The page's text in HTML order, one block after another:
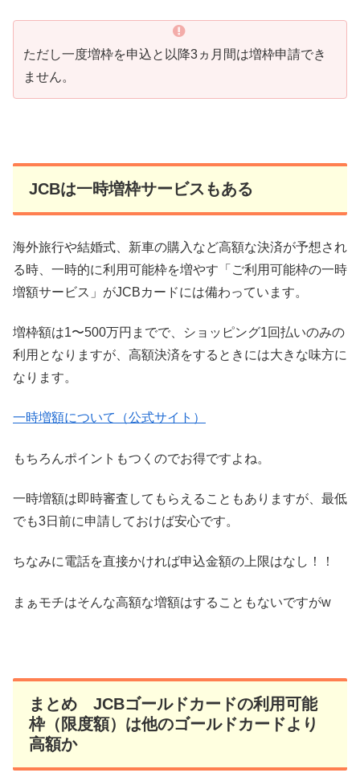
ただし一度増枠を申込と以降3ヵ月間は増枠申請でき
ません。
JCBは一時増枠サービスもある
海外旅行や結婚式、新車の購入など高額な決済が予想され
る時、一時的に利用可能枠を増やす「ご利用可能枠の一時
増額サービス」がJCBカードには備わっています。
増枠額は1〜500万円までで、ショッピング1回払いのみの
利用となりますが、高額決済をするときには大きな味方に
なります。
一時増額について（公式サイト）
もちろんポイントもつくのでお得ですよね。
一時増額は即時審査してもらえることもありますが、最低
でも3日前に申請しておけば安心です。
ちなみに電話を直接かければ申込金額の上限はなし！！
まぁモチはそんな高額な増額はすることもないですがw
まとめ JCBゴールドカードの利用可能
枠（限度額）は他のゴールドカードより
高額か